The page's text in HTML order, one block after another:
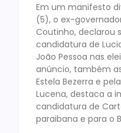
Em um manifesto
(5), o ex-
Coutinho, declarou
candidatura de
João Pessoa nas
anúncio, também
Estela Bezerra e
Lucena, destaca a
candidatura de
paraibana e para o